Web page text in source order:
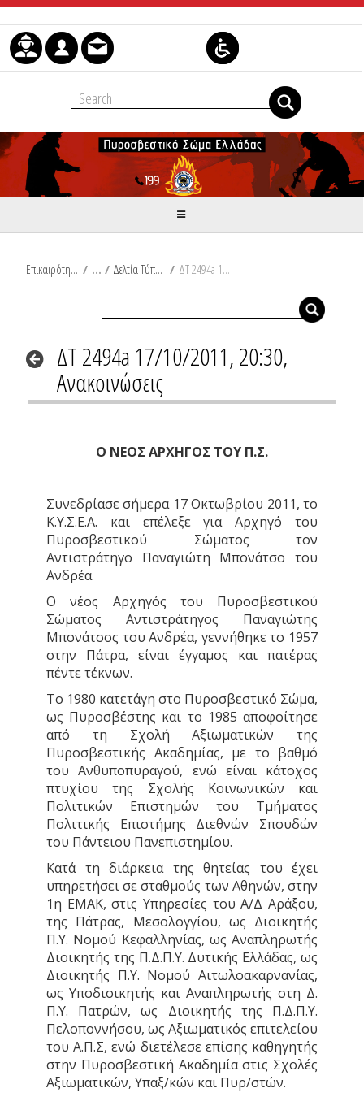
Skip to Content
Επικαιρότητα / Δελτία Τύπου / ΔΤ 2494a 17/10/2011, 20:30, Ανακοινώσεις
ΔΤ 2494a 17/10/2011, 20:30,
Ανακοινώσεις
Ο ΝΕΟΣ ΑΡΧΗΓΟΣ ΤΟΥ Π.Σ.
Συνεδρίασε σήμερα 17 Οκτωβρίου 2011, το
Κ.Υ.Σ.Ε.Α. και επέλεξε για Αρχηγό του
Πυροσβεστικού Σώματος τον
Αντιστράτηγο Παναγιώτη Μπονάτσο του
Ανδρέα.
O νέος Αρχηγός του Πυροσβεστικού
Σώματος Αντιστράτηγος Παναγιώτης
Μπονάτσος του Ανδρέα, γεννήθηκε το 1957
στην Πάτρα, είναι έγγαμος και πατέρας
πέντε τέκνων.
Το 1980 κατετάγη στο Πυροσβεστικό Σώμα,
ως Πυροσβέστης και το 1985 αποφοίτησε
από τη Σχολή Αξιωματικών της
Πυροσβεστικής Ακαδημίας, με το βαθμό
του Ανθυποπυραγού, ενώ είναι κάτοχος
πτυχίου της Σχολής Κοινωνικών και
Πολιτικών Επιστημών του Τμήματος
Πολιτικής Επιστήμης Διεθνών Σπουδών
του Πάντειου Πανεπιστημίου.
Κατά τη διάρκεια της θητείας του έχει
υπηρετήσει σε σταθμούς των Αθηνών, στην
1η ΕΜΑΚ, στις Υπηρεσίες του Α/Δ Αράξου,
της Πάτρας, Μεσολογγίου, ως Διοικητής
Π.Υ. Νομού Κεφαλληνίας, ως Αναπληρωτής
Διοικητής της Π.Δ.Π.Υ. Δυτικής Ελλάδας, ως
Διοικητής Π.Υ. Νομού Αιτωλοακαρνανίας,
ως Υποδιοικητής και Αναπληρωτής στη Δ.
Π.Υ. Πατρών, ως Διοικητής της Π.Δ.Π.Υ.
Πελοποννήσου, ως Αξιωματικός επιτελείου
του Α.Π.Σ, ενώ διετέλεσε επίσης καθηγητής
στην Πυροσβεστική Ακαδημία στις Σχολές
Αξιωματικών, Υπαξ/κών και Πυρ/στών.